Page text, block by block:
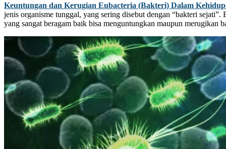
Keuntungan dan Kerugian Eubacteria (Bakteri) Dalam
jenis organisme tunggal, yang sering disebut dengan “bakteri
yang sangat beragam baik bisa menguntungkan maupun merugikan